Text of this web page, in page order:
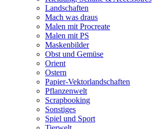
Landschaften
Mach was draus
Malen mit Procreate
Malen mit PS
Maskenbilder
Obst und Gemüse
Orient
Ostern
Papier-Vektorlandschaften
Pflanzenwelt
Scrapbooking
Sonstiges
Spiel und Sport